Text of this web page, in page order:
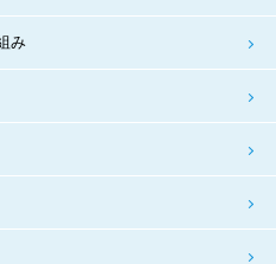
み